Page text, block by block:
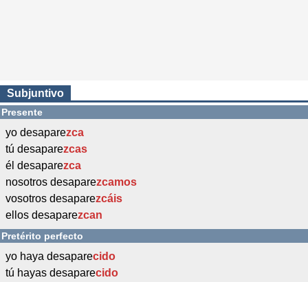
Subjuntivo
Presente
yo desaparezca
tú desaparezcas
él desaparezca
nosotros desaparezcamos
vosotros desaparezcáis
ellos desaparezcan
Pretérito perfecto
yo haya desaparecido
tú hayas desaparecido